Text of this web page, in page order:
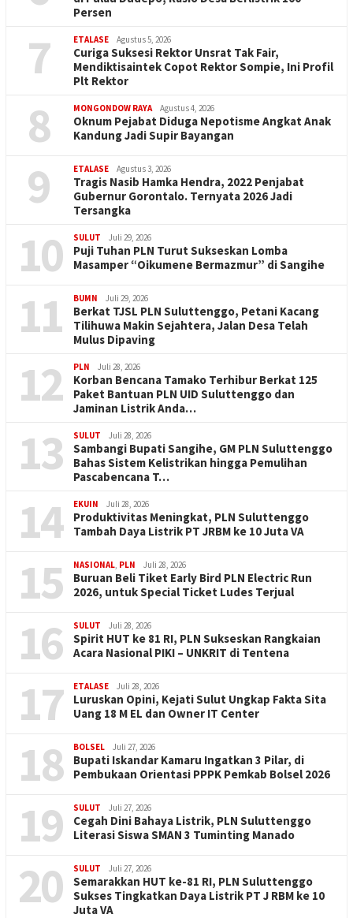
Persen
7 ETALASE Agustus 5, 2026
Curiga Suksesi Rektor Unsrat Tak Fair,
Mendiktisaintek Copot Rektor Sompie, Ini Profil
Plt Rektor
8 MONGONDOW RAYA Agustus 4, 2026
Oknum Pejabat Diduga Nepotisme Angkat Anak
Kandung Jadi Supir Bayangan
9 ETALASE Agustus 3, 2026
Tragis Nasib Hamka Hendra, 2022 Penjabat
Gubernur Gorontalo. Ternyata 2026 Jadi
Tersangka
10 SULUT Juli 29, 2026
Puji Tuhan PLN Turut Sukseskan Lomba
Masamper “Oikumene Bermazmur” di Sangihe
11 BUMN Juli 29, 2026
Berkat TJSL PLN Suluttenggo, Petani Kacang
Tilihuwa Makin Sejahtera, Jalan Desa Telah
Mulus Dipaving
12 PLN Juli 28, 2026
Korban Bencana Tamako Terhibur Berkat 125
Paket Bantuan PLN UID Suluttenggo dan
Jaminan Listrik Anda…
13 SULUT Juli 28, 2026
Sambangi Bupati Sangihe, GM PLN Suluttenggo
Bahas Sistem Kelistrikan hingga Pemulihan
Pascabencana T…
14 EKUIN Juli 28, 2026
Produktivitas Meningkat, PLN Suluttenggo
Tambah Daya Listrik PT JRBM ke 10 Juta VA
15 NASIONAL PLN Juli 28, 2026
Buruan Beli Tiket Early Bird PLN Electric Run
2026, untuk Special Ticket Ludes Terjual
16 SULUT Juli 28, 2026
Spirit HUT ke 81 RI, PLN Sukseskan Rangkaian
Acara Nasional PIKI – UNKRIT di Tentena
17 ETALASE Juli 28, 2026
Luruskan Opini, Kejati Sulut Ungkap Fakta Sita
Uang 18 M EL dan Owner IT Center
18 BOLSEL Juli 27, 2026
Bupati Iskandar Kamaru Ingatkan 3 Pilar, di
Pembukaan Orientasi PPPK Pemkab Bolsel 2026
19 SULUT Juli 27, 2026
Cegah Dini Bahaya Listrik, PLN Suluttenggo
Literasi Siswa SMAN 3 Tuminting Manado
20 SULUT Juli 27, 2026
Semarakkan HUT ke-81 RI, PLN Suluttenggo
Sukses Tingkatkan Daya Listrik PT J RBM ke 10
Juta VA